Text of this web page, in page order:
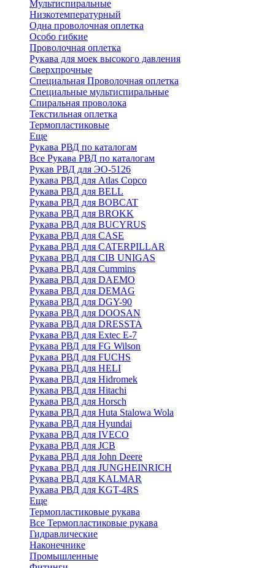
Мультиспиральные
Низкотемпературный
Одна проволочная оплетка
Особо гибкие
Проволочная оплетка
Рукава для моек высокого давления
Сверхпрочные
Специальная Проволочная оплетка
Специальные мультиспиральные
Спиральная проволока
Текстильная оплетка
Термопластиковые
Еще
Рукава РВД по каталогам
Все Рукава РВД по каталогам
Рукав РВД для ЭО-5126
Рукава РВД для Atlas Copco
Рукава РВД для BELL
Рукава РВД для BOBCAT
Рукава РВД для BROKK
Рукава РВД для BUCYRUS
Рукава РВД для CASE
Рукава РВД для CATERPILLAR
Рукава РВД для CIB UNIGAS
Рукава РВД для Cummins
Рукава РВД для DAEMO
Рукава РВД для DEMAG
Рукава РВД для DGY-90
Рукава РВД для DOOSAN
Рукава РВД для DRESSTA
Рукава РВД для Extec E-7
Рукава РВД для FG Wilson
Рукава РВД для FUCHS
Рукава РВД для HELI
Рукава РВД для Hidromek
Рукава РВД для Hitachi
Рукава РВД для Horsch
Рукава РВД для Huta Stalowa Wola
Рукава РВД для Hyundai
Рукава РВД для IVECO
Рукава РВД для JCB
Рукава РВД для John Deere
Рукава РВД для JUNGHEINRICH
Рукава РВД для KALMAR
Рукава РВД для KGT-4RS
Еще
Термопластиковые рукава
Все Термопластиковые рукава
Гидравлические
Наконечнике
Промышленные